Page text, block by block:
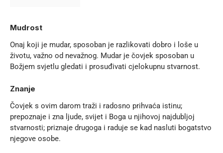
Mudrost
Onaj koji je mudar, sposoban je razlikovati dobro i loše u
životu, važno od nevažnog. Mudar je čovjek sposoban u
Božjem svjetlu gledati i prosuđivati cjelokupnu stvarnost.
Znanje
Čovjek s ovim darom traži i radosno prihvaća istinu;
prepoznaje i zna ljude, svijet i Boga u njihovoj najdubljoj
stvarnosti; priznaje drugoga i raduje se kad nasluti bogatstvo
njegove osobe.